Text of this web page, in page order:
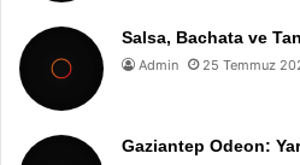
Salsa, Bachata ve
Admin 25 Temmuz
Gaziantep Odeon: